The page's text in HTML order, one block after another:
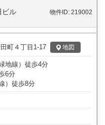
運営を行っています。是非、
具体的なタイミングや条件
心地で、あなたのビジネスに
ビル 物件ID: 219002
町４丁目1-17 地図
地線 ） 徒歩4分
6分
） 徒歩8分